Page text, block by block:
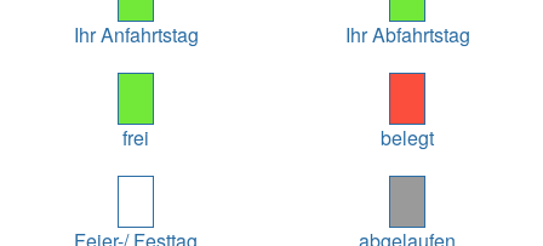
Ihr Anfahrtstag Ihr Abfahrtstag
frei belegt
Feier-/ Festtag abgelaufen